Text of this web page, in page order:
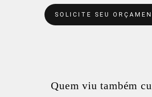
SOLICITE SEU
Quem viu também